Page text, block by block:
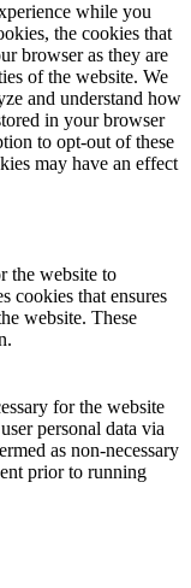
while you
the cookies that
browser as they are
of the website. We
and understand how
in your browser
to opt-out of these
may have an effect
the website to
cookies that ensures
website. These
for the website
personal data via
as non-necessary
prior to running